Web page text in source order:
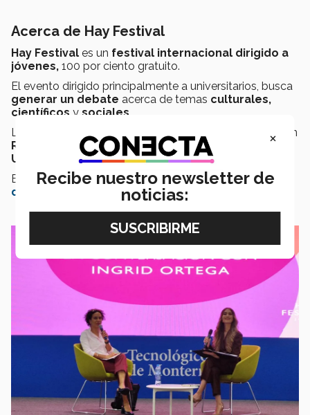
Acerca de Hay Festival
Hay Festival es un festival internacional dirigido a
jóvenes, 100 por ciento gratuito.
El evento dirigido principalmente a universitarios, busca
generar un debate acerca de temas culturales,
científicos y sociales.
La iniciativa originada en la
década de los ochenta
en
Reino Unido , ha logrado estar en países como
Ucrania, Chile, Colombia, EspañayMéxico
En el 2020, Hay Festivalrecibió elPremio Princesa
de Asturias
de Comunicación y Humanidades
×
Recibe nuestro newsletter de
noticias: